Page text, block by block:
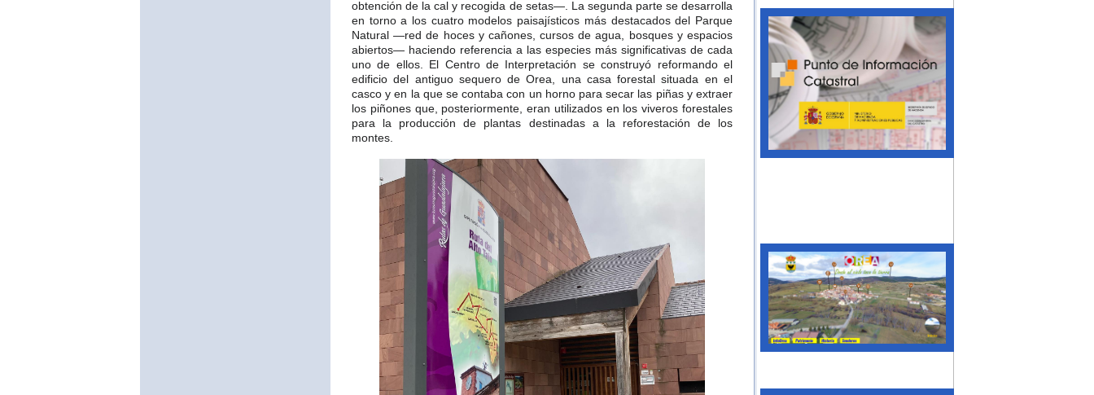
obtención de la cal y recogida de setas—. La segunda parte se desarrolla
en torno a los cuatro modelos paisajísticos más destacados del Parque
Natural —red de hoces y cañones, cursos de agua, bosques y espacios
abiertos— haciendo referencia a las especies más significativas de cada
uno de ellos. El Centro de Interpretación se construyó reformando el
edificio del antiguo sequero de Orea, una casa forestal situada en el
casco y en la que se contaba con un horno para secar las piñas y extraer
los piñones que, posteriormente, eran utilizados en los viveros forestales
para la producción de plantas destinadas a la reforestación de los
montes.